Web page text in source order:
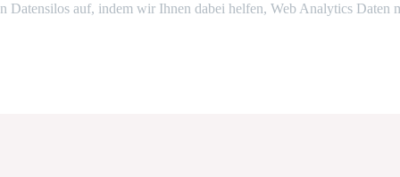
Datensilos auf, indem wir Ihnen dabei helfen, Web Analytics Daten